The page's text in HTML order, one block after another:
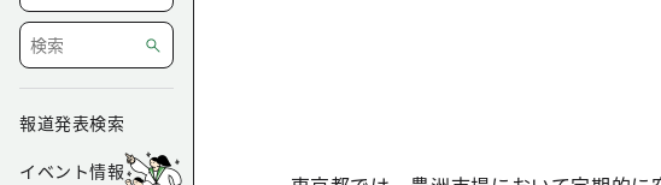
報道発表検索
イベント情報